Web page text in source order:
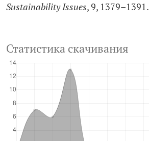
Sustainability Issues, 9, 1379–1391.
Статистика скачивания